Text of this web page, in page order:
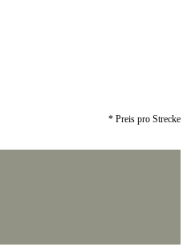
* Preis pro Strecke